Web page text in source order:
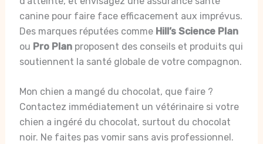
canine pour faire face efficacement aux imprévus.
Des marques réputées comme Hill’s Science Plan
ou Pro Planproposent des conseils et produits qui
soutiennent la santé globale de votre compagnon.
Mon chien a mangé du chocolat, que faire ?
Contactez immédiatement un vétérinaire si votre
chien a ingéré du chocolat, surtout du chocolat
noir. Ne faites pas vomir sans avis professionnel.